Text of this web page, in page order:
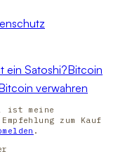
ein Satoshi?Bitcoin
verwahren
ist meine
zum Kauf
.